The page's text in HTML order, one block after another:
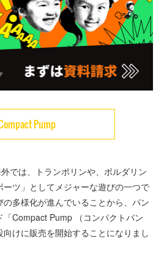
Pump
では、トランポリンや、ボルダリン
ツ」としてメジャーな遊びの一つで
多様化が進んでいることから、パン
Compact Pump （コンパクトパン
けに販売を開始することになりまし